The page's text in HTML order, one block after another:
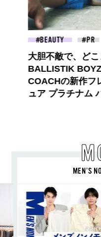
BEAUTY
大胆不敵で、どこ
BALLISTIK
COACHの新作フ
ュア プラチナム
MEN’S